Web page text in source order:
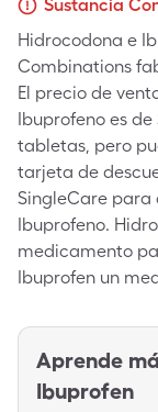
Sustancia
Hidrocodona e
Combinations
El precio de
Ibuprofeno es de
tabletas, pero
tarjeta de
SingleCare para
Ibuprofeno.
medicamento
Ibuprofen un
Aprende
Ibuprofen